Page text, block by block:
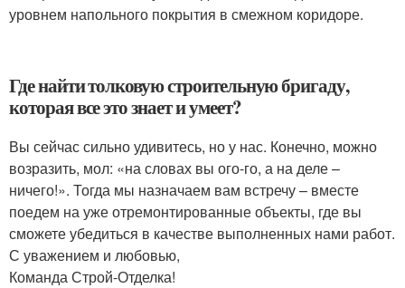
уровнем напольного покрытия в смежном коридоре.
Где найти толковую строительную бригаду,
которая все это знает и умеет?
Вы сейчас сильно удивитесь, но у нас. Конечно, можно
возразить, мол: «на словах вы ого-го, а на деле –
ничего!». Тогда мы назначаем вам встречу – вместе
поедем на уже отремонтированные объекты, где вы
сможете убедиться в качестве выполненных нами работ.
С уважением и любовью,
Команда Строй-Отделка!